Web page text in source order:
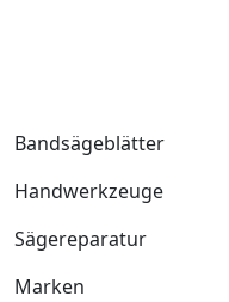
Bandsägeblätter
Handwerkzeuge
Sägereparatur
Marken